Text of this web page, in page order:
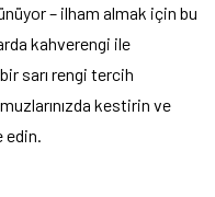
– ilham almak için bu
kahverengi ile
sarı rengi tercih
kestirin ve
edin.